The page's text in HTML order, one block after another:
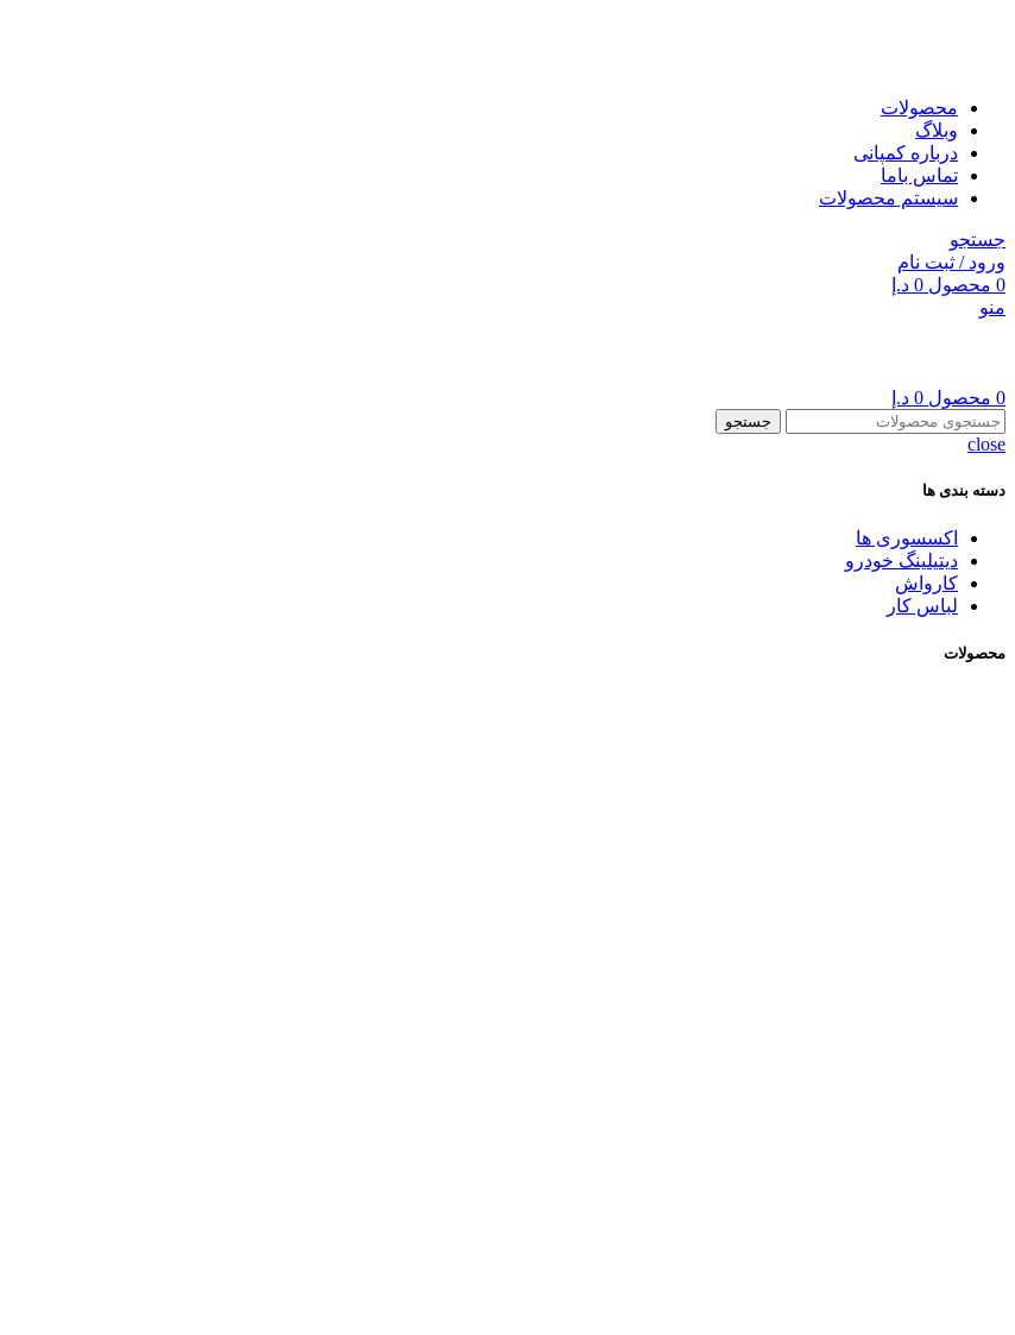
محصولات
وبلاگ
درباره کمپانی
تماس باما
سیستم محصولات
جستجو
ورود / ثبت نام
0 محصول 0 د.إ
منو
0 محصول 0 د.إ
جستجو
close
دسته بندی ها
اکسسوری ها
دیتیلینگ خودرو
کارواش
لباس کار
محصولات